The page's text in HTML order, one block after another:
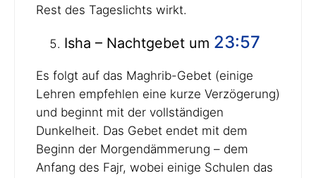
Rest des Tageslichts wirkt.
Isha – Nachtgebet um 23:57
Es folgt auf das Maghrib-Gebet (einige
Lehren empfehlen eine kurze Verzögerung)
und beginnt mit der vollständigen
Dunkelheit. Das Gebet endet mit dem
Beginn der Morgendämmerung – dem
Anfang des Fajr, wobei einige Schulen das